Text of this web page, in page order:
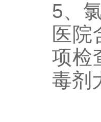
5、
医院
项检
毒剂